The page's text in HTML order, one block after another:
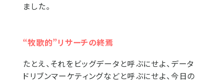
ました。
“牧歌的”リサーチの終焉
たとえ、それをビッグデータと呼ぶにせよ、データ
ドリブンマーケティングなどと呼ぶにせよ、今日の